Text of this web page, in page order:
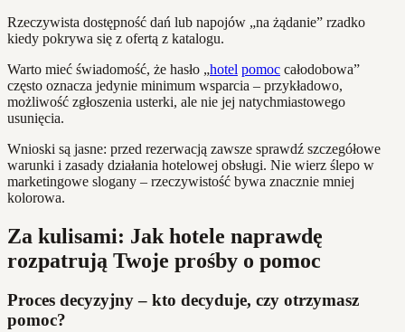
Rzeczywista dostępność dań lub napojów „na żądanie” rzadko
kiedy pokrywa się z ofertą z katalogu.
Warto mieć świadomość, że hasło „hotel pomoc całodobowa”
często oznacza jedynie minimum wsparcia – przykładowo,
możliwość zgłoszenia usterki, ale nie jej natychmiastowego
usunięcia.
Wnioski są jasne: przed rezerwacją zawsze sprawdź szczegółowe
warunki i zasady działania hotelowej obsługi. Nie wierz ślepo w
marketingowe slogany – rzeczywistość bywa znacznie mniej
kolorowa.
Za kulisami: Jak hotele naprawdę
rozpatrują Twoje prośby o pomoc
Proces decyzyjny – kto decyduje, czy otrzymasz
pomoc?